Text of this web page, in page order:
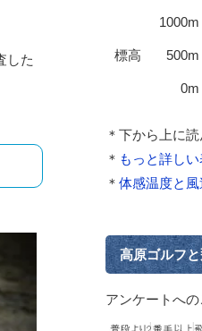
した
標高
1000m
500m
0m
＊下から上に読
＊ もっと詳し
＊ 体感温度と
高原ゴルフ
アンケートへの